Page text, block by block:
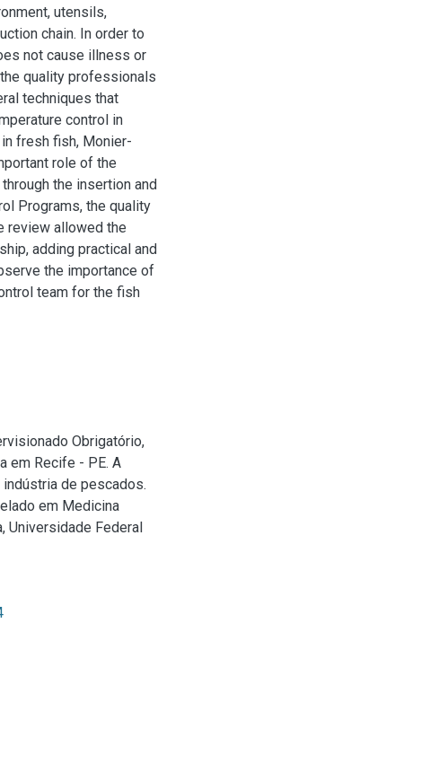
utensils,
chain. In order to
not cause illness or
quality professionals
techniques that
control in
fresh fish, Monier-
role of the
the insertion and
Programs, the quality
review allowed the
adding practical and
the importance of
team for the fish
Obrigatório,
em Recife - PE. A
de pescados.
em Medicina
Universidade Federal